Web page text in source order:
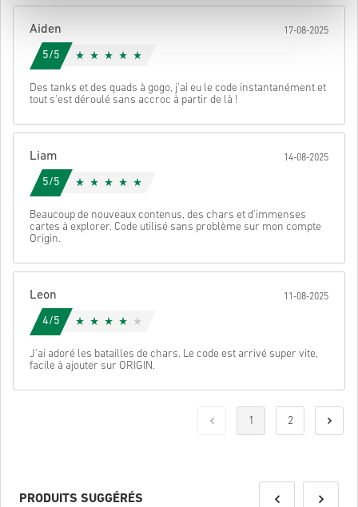
accéder à ton code.
Aiden 17-08-2025
5/5
Des tanks et des quads à gogo, j'ai eu le code instantanément et
tout s'est déroulé sans accroc à partir de là !
Liam 14-08-2025
5/5
Beaucoup de nouveaux contenus, des chars et d'immenses
cartes à explorer. Code utilisé sans problème sur mon compte
Origin.
Leon 11-08-2025
4/5
J'ai adoré les batailles de chars. Le code est arrivé super vite,
facile à ajouter sur ORIGIN.
1 2
PRODUITS SUGGÉRÉS